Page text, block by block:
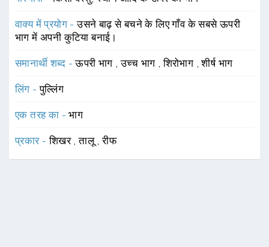
वाक्य में प्रयोग -उसने बाढ़ से बचने के लिए गाँव के सबसे ऊपरी
भाग में अपनी कुटिया बनाई।
समानार्थी शब्द -ऊपरी भाग ,उच्च भाग ,शिरोभाग ,शीर्ष भाग
लिंग -पुल्लिंग
एक तरह का -भाग
प्रकार -शिखर ,तालू ,रीफ